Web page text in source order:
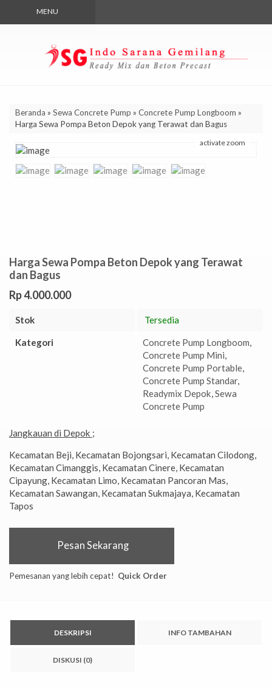
MENU
Beranda » Sewa Concrete Pump » Concrete Pump Longboom »
Harga Sewa Pompa Beton Depok yang Terawat dan Bagus
activate zoom
Harga Sewa Pompa Beton Depok yang Terawat
dan Bagus
Rp 4.000.000
Stok Tersedia
Kategori Concrete Pump Longboom,
Concrete Pump Mini,
Concrete Pump Portable,
Concrete Pump Standar,
Readymix Depok,Sewa
Concrete Pump
Jangkauan di Depok ;
Kecamatan Beji, Kecamatan Bojongsari, Kecamatan Cilodong,
Kecamatan Cimanggis, Kecamatan Cinere, Kecamatan
Cipayung, Kecamatan Limo, Kecamatan Pancoran Mas,
Kecamatan Sawangan, Kecamatan Sukmajaya, Kecamatan
Tapos
Pesan Sekarang
Pemesanan yang lebih cepat! Quick Order
DESKRIPSI INFO TAMBAHAN
DISKUSI (0)